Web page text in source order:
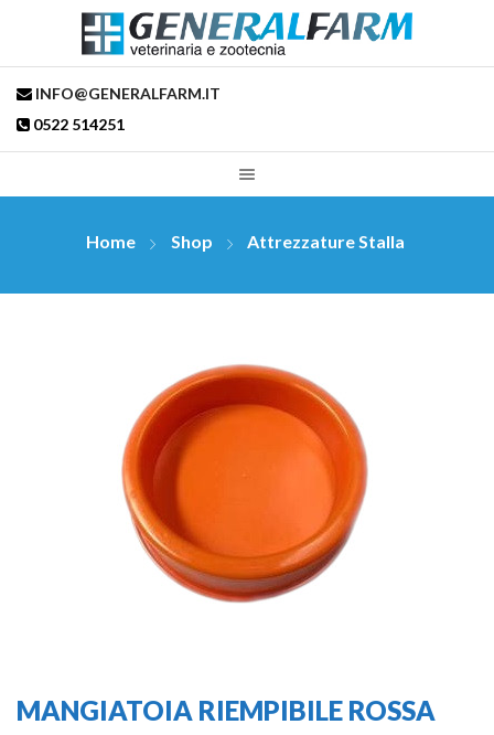
INFO@GENERALFARM.IT
0522 514251
Home Shop Attrezzature Stalla
MANGIATOIA RIEMPIBILE ROSSA